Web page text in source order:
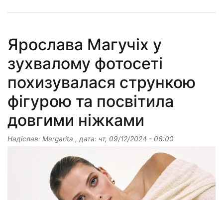
Ярослава Магучіх у
зухвалому фотосеті
похизувалася стрункою
фігурою та посвітила
довгими ніжками
Надіслав: Margarita , дата: чт, 09/12/2024 - 06:00